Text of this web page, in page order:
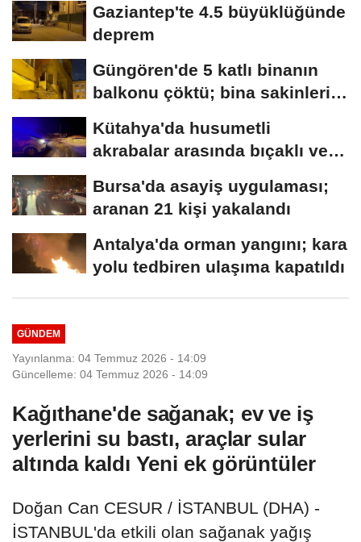
Gaziantep'te 4.5 büyüklüğünde
deprem
Güngören'de 5 katlı binanın
balkonu çöktü; bina sakinleri
Kütahya'da husumetli
akrabalar arasında bıçaklı ve
Bursa'da asayiş uygulaması;
aranan 21 kişi yakalandı
Antalya'da orman yangını; kara
yolu tedbiren ulaşıma kapatıldı
GÜNDEM
Yayınlanma: 04 Temmuz 2026 - 14:09
Güncelleme: 04 Temmuz 2026 - 14:09
Kağıthane'de sağanak; ev ve iş
yerlerini su bastı, araçlar sular
altında kaldı Yeni ek görüntüler
Doğan Can CESUR / İSTANBUL (DHA) -
İSTANBUL'da etkili olan sağanak yağış